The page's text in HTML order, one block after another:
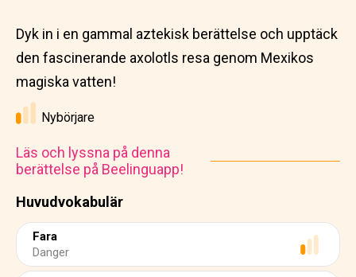
Huvudvokabulär
Fara
Danger
Dyk in i en gammal aztekisk berättelse och upptäck
den fascinerande axolotls resa genom Mexikos
magiska vatten!
Nybörjare
Läs och lyssna på denna
berättelse på Beelinguapp!